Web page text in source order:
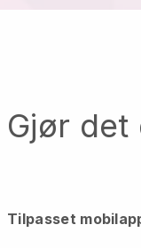
Gjør
Tilpasset